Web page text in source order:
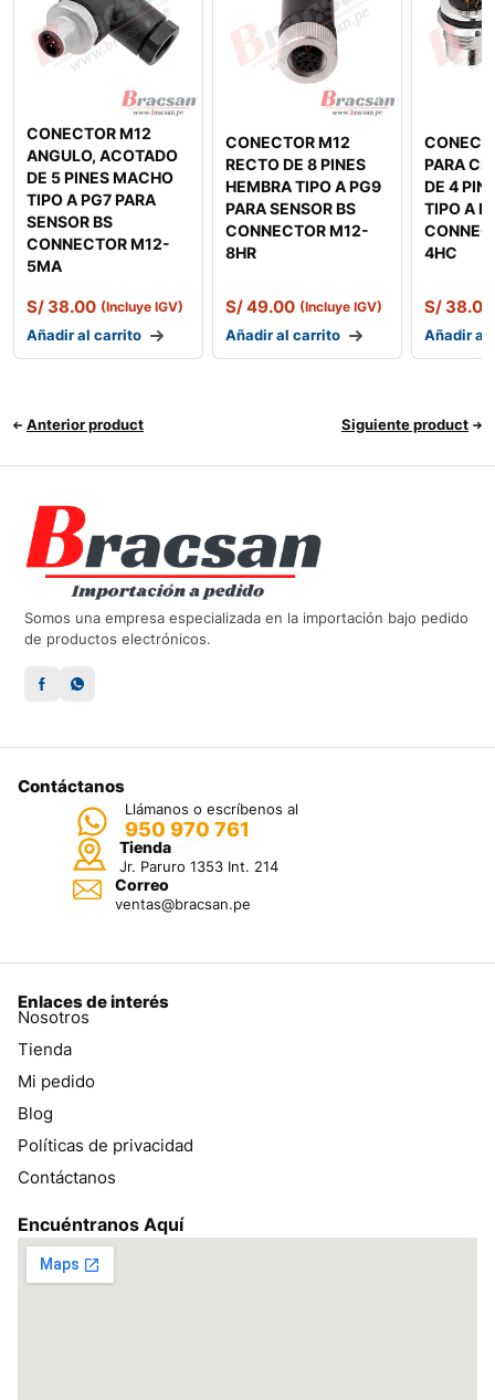
CONECTOR M12
ANGULO, ACOTADO
DE 5 PINES MACHO
TIPO A PG7 PARA
SENSOR BS
CONNECTOR M12-
5MA
S/38.00 (Incluye IGV)
Añadir al carrito
CONECTOR M12
RECTO DE 8 PINES
HEMBRA TIPO A PG9
PARA SENSOR BS
CONNECTOR M12-
8HR
S/49.00 (Incluye IGV)
Añadir al carrito
PARA
DE 4
TIPO A
4HC
S/38.00
Añadir al
Anterior product Siguiente product
Somos una empresa especializada en la importación bajo pedido
de productos electrónicos.
Contáctanos
Llámanos o escríbenos al
950 970 761
Tienda
Jr. Paruro 1353 Int. 214
Correo
ventas@bracsan.pe
Enlaces de interés
Nosotros
Tienda
Mi pedido
Blog
Políticas de privacidad
Contáctanos
Encuéntranos Aquí